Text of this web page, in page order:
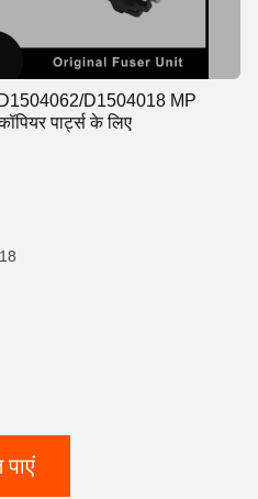
D1504062/D1504018 MP
पार्ट्स के लिए